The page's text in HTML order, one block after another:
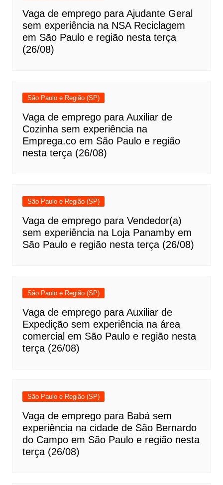
Vaga de emprego para Ajudante Geral
sem experiência na NSA Reciclagem
em São Paulo e região nesta terça
(26/08)
São Paulo e Região (SP)
Vaga de emprego para Auxiliar de
Cozinha sem experiência na
Emprega.co em São Paulo e região
nesta terça (26/08)
São Paulo e Região (SP)
Vaga de emprego para Vendedor(a)
sem experiência na Loja Panamby em
São Paulo e região nesta terça (26/08)
São Paulo e Região (SP)
Vaga de emprego para Auxiliar de
Expedição sem experiência na área
comercial em São Paulo e região nesta
terça (26/08)
São Paulo e Região (SP)
Vaga de emprego para Babá sem
experiência na cidade de São Bernardo
do Campo em São Paulo e região nesta
terça (26/08)